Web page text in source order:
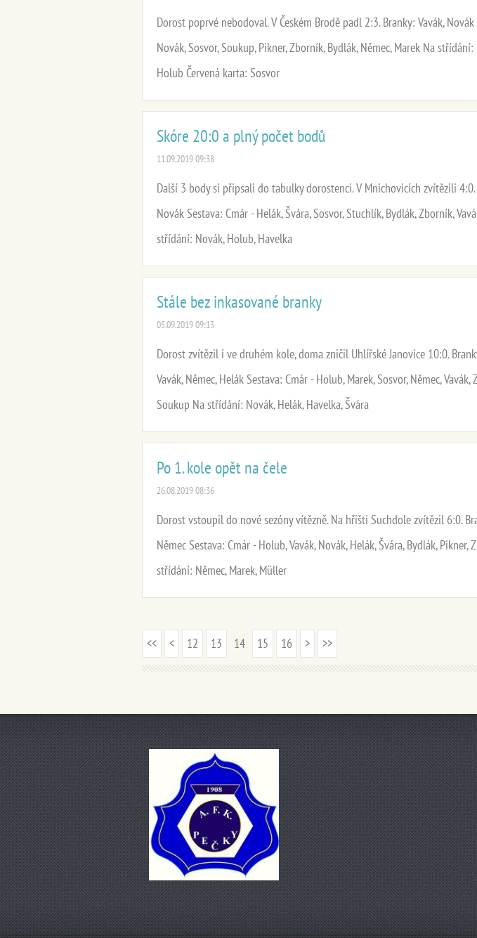
Dorost poprvé nebodoval. V Českém Brodě padl 2:3. Branky: Vavák, Novák
Novák, Sosvor, Soukup, Pikner, Zborník, Bydlák, Němec, Marek Na
Holub Červená karta: Sosvor
Skóre 20:0 a plný počet bodů
11.09.2019 09:38
Další 3 body si připsali do tabulky dorostenci. V Mnichovicích zvítězili
Novák Sestava: Cmár - Helák, Švára, Sosvor, Stuchlík, Bydlák, Zborník,
střídání: Novák, Holub, Havelka
Stále bez inkasované branky
05.09.2019 09:13
Dorost zvítězil i ve druhém kole, doma zničil Uhlířské Janovice 10:0.
Vavák, Němec, Helák Sestava: Cmár - Holub, Marek, Sosvor, Němec,
Soukup Na střídání: Novák, Helák, Havelka, Švára
Po 1. kole opět na čele
26.08.2019 08:36
Dorost vstoupil do nové sezóny vítězně. Na hřišti Suchdole zvítězil 6:0.
Němec Sestava: Cmár - Holub, Vavák, Novák, Helák, Švára, Bydlák, Pikner,
střídání: Němec, Marek, Müller
<< < 12 13 14 15 16 > >>